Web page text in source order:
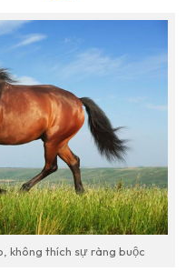
không thích sự ràng buộc